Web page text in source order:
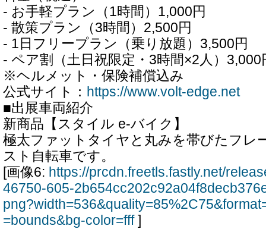
- お手軽プラン（1時間）1,000円
- 散策プラン（3時間）2,500円
- 1日フリープラン（乗り放題）3,500円
- ペア割（土日祝限定・3時間×2人）3,000
※ヘルメット・保険補償込み
公式サイト： https://www.volt-edge.net
■出展車両紹介
新商品【スタイル e-バイク】
極太ファットタイヤと丸みを帯びたフレ
スト自転車です。
[画像6: https://prcdn.freetls.fastly.net/
46750-605-
=bounds&bg-color=fff]